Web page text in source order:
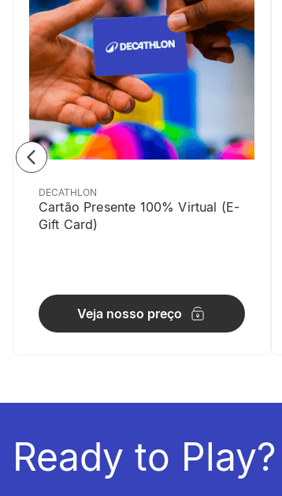
DECATHLON
Cartão Presente 100% Virtual (E-
Gift Card)
Veja nosso preço
Ready to Play?